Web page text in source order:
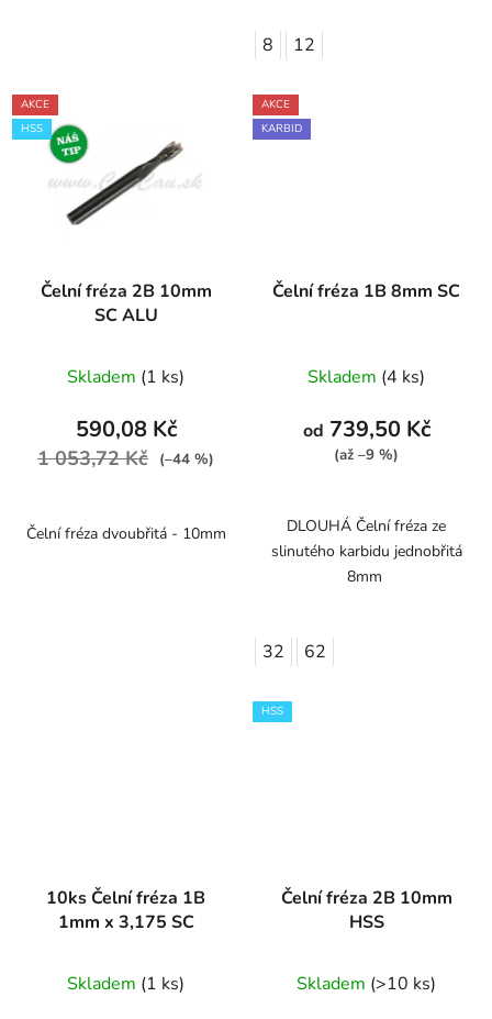
8 12
AKCE
HSS
Čelní fréza 2B 10mm
SC ALU
Skladem (1 ks)
590,08 Kč
1 053,72 Kč (–44 %)
Čelní fréza dvoubřitá - 10mm
AKCE
KARBID
Čelní fréza 1B 8mm SC
Skladem (4 ks)
od 739,50 Kč
(až –9 %)
DLOUHÁ Čelní fréza ze
slinutého karbidu jednobřitá
8mm
32 62
10ks Čelní fréza 1B
1mm x 3,175 SC
Skladem (1 ks)
HSS
Čelní fréza 2B 10mm
HSS
Skladem (>10 ks)